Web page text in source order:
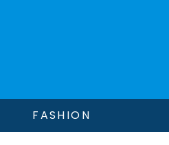
FASHION